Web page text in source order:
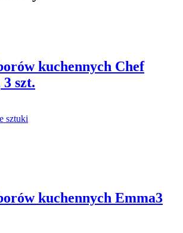
kuchennych Chef
szt.
sztuki
kuchennych Emma3